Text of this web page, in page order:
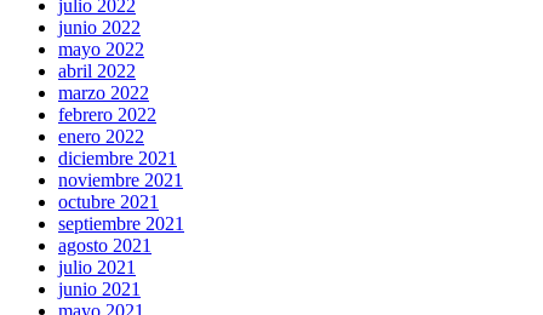
julio 2022
junio 2022
mayo 2022
abril 2022
marzo 2022
febrero 2022
enero 2022
diciembre 2021
noviembre 2021
octubre 2021
septiembre 2021
agosto 2021
julio 2021
junio 2021